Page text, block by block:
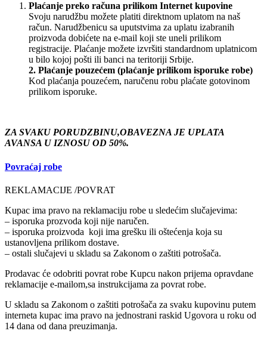
Plaćanje preko računa prilikom Internet kupovine
Svoju narudžbu možete platiti direktnom uplatom na naš
račun. Narudžbenicu sa uputstvima za uplatu izabranih
proizvoda dobićete na e-mail koji ste uneli prilikom
registracije. Plaćanje možete izvršiti standardnom uplatnicom
u bilo kojoj pošti ili banci na teritoriji Srbije.
2. Plaćanje pouzećem (plaćanje prilikom isporuke robe)
Kod plaćanja pouzećem, naručenu robu plaćate gotovinom
prilikom isporuke.
ZA SVAKU PORUDZBINU,OBAVEZNA JE UPLATA
AVANSA U IZNOSU OD 50%.
Povraćaj robe
REKLAMACIJE /POVRAT
Kupac ima pravo na reklamaciju robe u sledećim slučajevima:
– isporuka prozvoda koji nije naručen.
– isporuka proizvoda koji ima grešku ili oštećenja koja su
ustanovljena prilikom dostave.
– ostali slučajevi u skladu sa Zakonom o zaštiti potrošača.
Prodavac će odobriti povrat robe Kupcu nakon prijema opravdane
reklamacije e-mailom,sa instrukcijama za povrat robe.
U skladu sa Zakonom o zaštiti potrošača za svaku kupovinu putem
interneta kupac ima pravo na jednostrani raskid Ugovora u roku od
14 dana od dana preuzimanja.